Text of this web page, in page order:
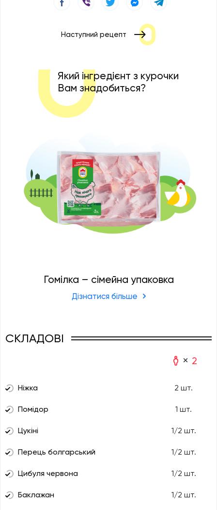
Наступний рецепт
Який інгредієнт з курочки
Вам знадобиться?
Гомілка – сімейна упаковка
Дізнатися більше
СКЛАДОВІ
2
Ніжка 2 шт.
Помідор 1 шт.
Цукіні 1/2 шт.
Перець болгарський 1/2 шт.
Цибуля червона 1/2 шт.
Баклажан 1/2 шт.